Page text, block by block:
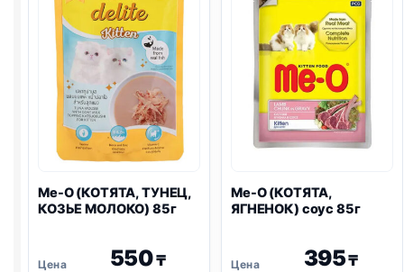
Me-O (КОТЯТА, ТУНЕЦ,
КОЗЬЕ МОЛОКО) 85г
550₸
Me-O (КОТЯТА,
ЯГНЕНОК) соус 85г
395₸